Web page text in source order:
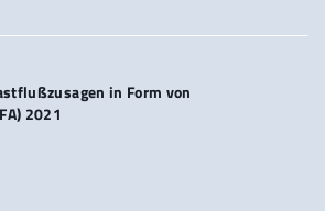
in Form von
2021